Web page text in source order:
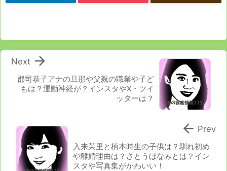
郡司恭子アナの旦那や父親の職業や子ど
もは？運動神経が？インスタやⅩ・ツイ
ッターは？

Next
入来茉里と柄本時生の子供は？馴れ初め
や離婚理由は？さとうほなみとは？イン
スタや写真集がかわいい！
 Prev